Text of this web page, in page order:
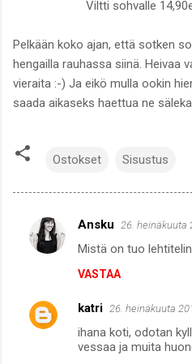
Viltti sohvalle
Pelkään koko ajan, että sotken
hengailla rauhassa siinä. Heivaa
vieraita :-) Ja eikö mulla ookin
saada aikaseks haettua ne
Ostokset Sisustus
K
o
m
e
Ansku 26. heinäkuuta
Mistä on tuo
VASTAA
katri 26. heinäkuuta
ihana koti, odotan
vessaa ja muita